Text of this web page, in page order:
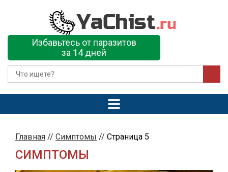
Избавьтесь от паразитов
за 14 дней
Главная // Симптомы // Страница 5
СИМПТОМЫ